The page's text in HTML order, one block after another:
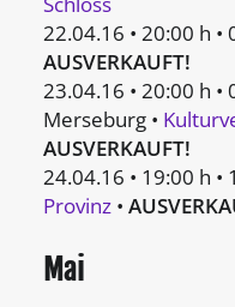
22.04.16 • 20:00 h •
AUSVERKAUFT!
23.04.16 • 20:00 h •
Merseburg •
AUSVERKAUFT!
24.04.16 • 19:00 h
Provinz •
Mai